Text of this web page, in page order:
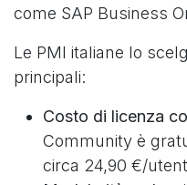
come SAP Business
Le PMI italiane lo
principali:
Costo di licenza
Community è
circa 24,90 €/